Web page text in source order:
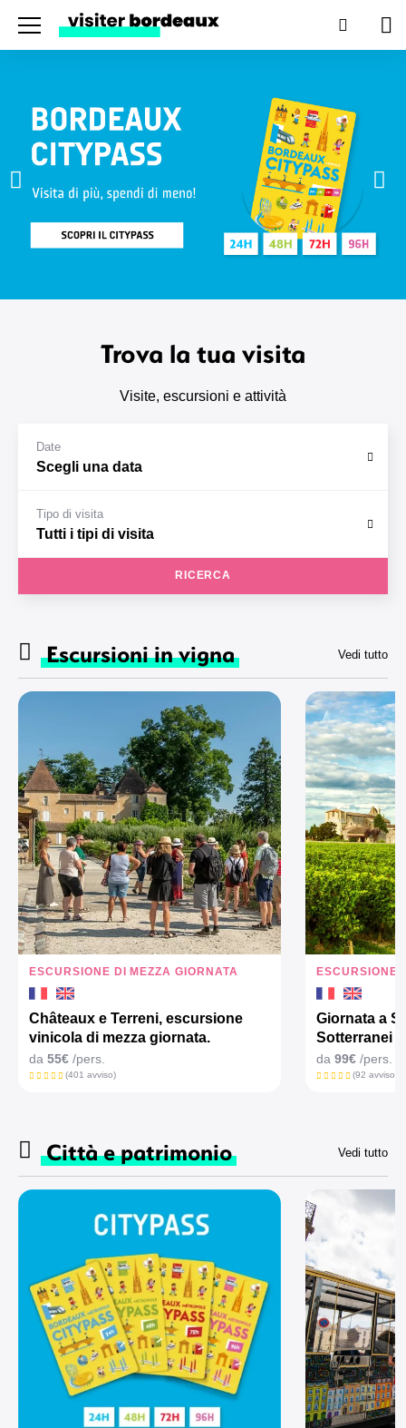
Ricerca
Menu
Trova la tua visita
Visite, escursioni e attività
Date
Tipo di visita
RICERCA
Escursioni in vigna Vedi tutto
ESCURSIONE DI MEZZA GIORNATA
Châteaux e Terreni, escursione
vinicola di mezza giornata.
da 55€ /pers.
(401 avviso)
ESCURSIONE
Giornata a
Sotterranei
da99€ /pers.
(92 avviso)
Città e patrimonio Vedi tutto